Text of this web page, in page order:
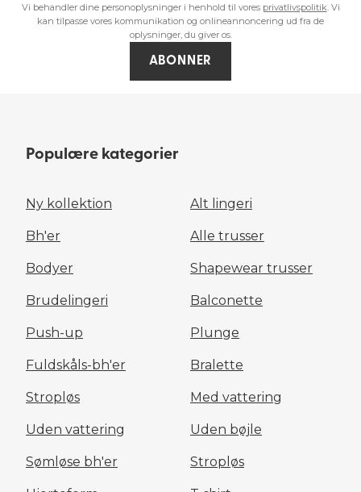
Vi behandler dine personoplysninger i henhold til vores privatlivspolitik. Vi
kan tilpasse vores kommunikation og onlineannoncering ud fra de
oplysninger, du giver os.
ABONNER
Lingeri
Badetøj
Populære kategorier
Ny kollektion Alt lingeri
Bh'er Alle trusser
Bodyer Shapewear trusser
Brudelingeri Balconette
Push-up Plunge
Fuldskåls-bh'er Bralette
Stropløs Med vattering
Uden vattering Uden bøjle
Sømløse bh'er Stropløs